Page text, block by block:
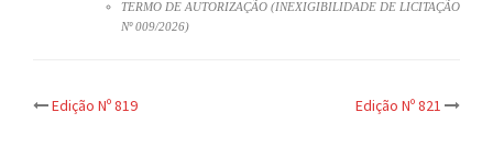
TERMO DE AUTORIZAÇÃO (INEXIGIBILIDADE DE LICITAÇÃO
Nº 009/2026)
Post
Edição Nº 819 Edição Nº 821